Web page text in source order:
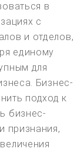
в
с
и отделов,
единому
для
Бизнес-
подход к
бизнес-
признания,